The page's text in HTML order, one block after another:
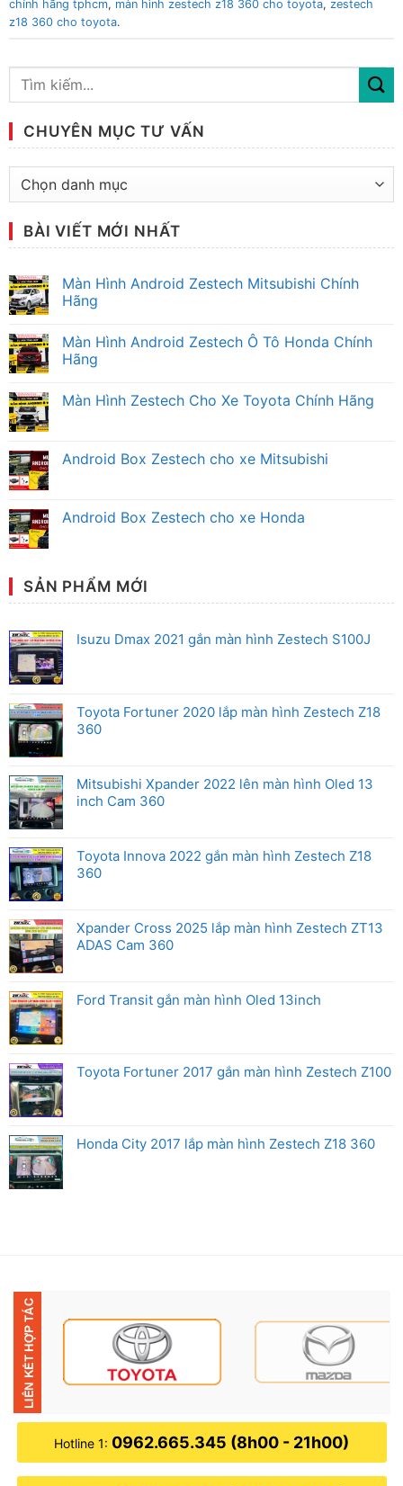
chính hãng tphcm, màn hình zestech z18 360 cho toyota, zestech
z18 360 cho toyota.
CHUYÊN MỤC TƯ VẤN
Chuyên
vấnBÀI VIẾT MỚI NHẤT
Màn Hình Android Zestech Mitsubishi Chính
Hãng
bình
luận
ở
Android
Màn Hình Android Zestech Ô Tô Honda Chính
Hãng
bình
Android
Chính
Màn Hình Zestech Cho Xe Toyota Chính Hãng
luận
ở
Cho
Xe
Android Box Zestech cho xe Mitsubishi
luận
ở
xe
Mitsubishi
Android Box Zestech cho xe Honda
ở
Android
Box
cho
xe
Honda
SẢN PHẨM MỚI
Isuzu Dmax 2021 gắn màn hình Zestech S100J
Toyota Fortuner 2020 lắp màn hình Zestech Z18
360
Mitsubishi Xpander 2022 lên màn hình Oled 13
inch Cam 360
Toyota Innova 2022 gắn màn hình Zestech Z18
360
Xpander Cross 2025 lắp màn hình Zestech ZT13
ADAS Cam 360
Ford Transit gắn màn hình Oled 13inch
Toyota Fortuner 2017 gắn màn hình Zestech Z100
Honda City 2017 lắp màn hình Zestech Z18 360
Hotline 1: 0962.665.345 (8h00 - 21h00)